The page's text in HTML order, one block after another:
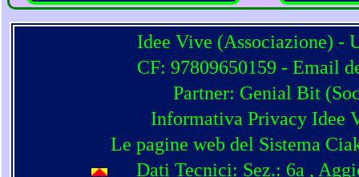
Idee Vive (Associazione) -
CF: 97809650159 - Email
Partner: Genial Bit (
Informativa Privacy Idee
Le pagine web del Sistema
Dati Tecnici: Sez.: 6a ,